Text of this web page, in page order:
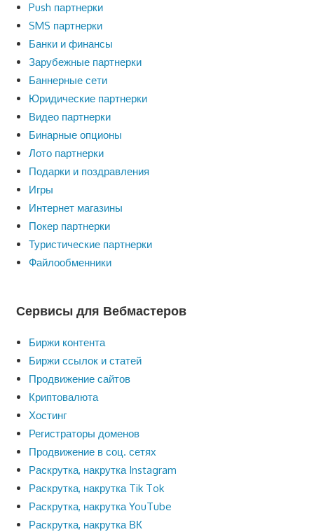
Push партнерки
SMS партнерки
Банки и финансы
Зарубежные партнерки
Баннерные сети
Юридические партнерки
Видео партнерки
Бинарные опционы
Лото партнерки
Подарки и поздравления
Игры
Интернет магазины
Покер партнерки
Туристические партнерки
Файлообменники
Сервисы для Вебмастеров
Биржи контента
Биржи ссылок и статей
Продвижение сайтов
Криптовалюта
Хостинг
Регистраторы доменов
Продвижение в соц. сетях
Раскрутка, накрутка Instagram
Раскрутка, накрутка Tik Tok
Раскрутка, накрутка YouTube
Раскрутка, накрутка ВК